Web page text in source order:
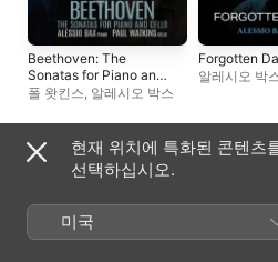
Beethoven: The
Sonatas for Piano and
Cello
폴 왓킨스, 알레시오 박스
Forgotten
알레시오 박
컴필레이션 앨범
현재 위치에 특화된 콘텐츠
선택하십시오.
미국